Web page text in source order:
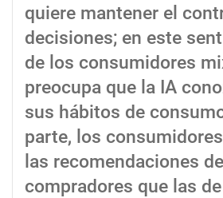
quiere mantener el
decisiones; en este
de los consumidores
preocupa que la IA
sus hábitos de
parte, los
las recomendaciones
compradores que las